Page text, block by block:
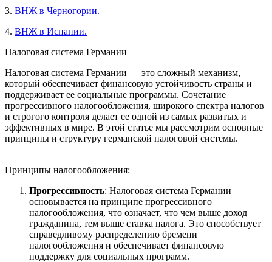
3. ВНЖ в Черногории.
4. ВНЖ в Испании.
Налоговая система Германии
Налоговая система Германии — это сложный механизм,
который обеспечивает финансовую устойчивость страны и
поддерживает ее социальные программы. Сочетание
прогрессивного налогообложения, широкого спектра налогов
и строгого контроля делает ее одной из самых развитых и
эффективных в мире. В этой статье мы рассмотрим основные
принципы и структуру германской налоговой системы.
Принципы налогообложения:
Прогрессивность: Налоговая система Германии
основывается на принципе прогрессивного
налогообложения, что означает, что чем выше доход
гражданина, тем выше ставка налога. Это способствует
справедливому распределению бремени
налогообложения и обеспечивает финансовую
поддержку для социальных программ.